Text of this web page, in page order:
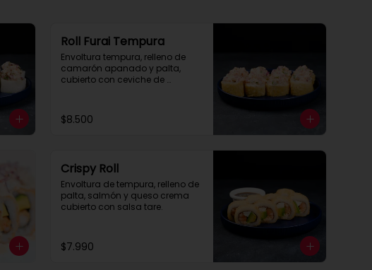
Roll Furai Tempura
Envoltura tempura, relleno de
camarón apanado y palta,
cubierto con ceviche de
$8.500
Crispy Roll
Envoltura de tempura, relleno de
palta, salmón y queso crema
cubierto con salsa tare.
$7.990